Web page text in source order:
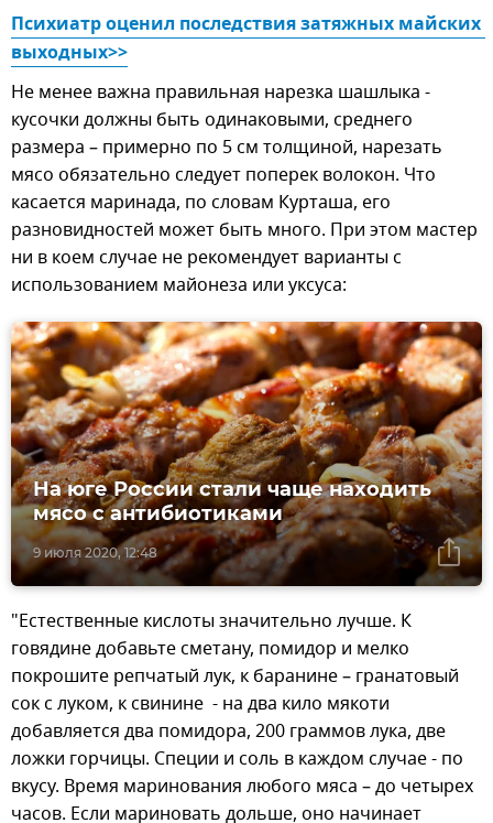
Психиатр оценил последствия затяжных майских
выходных>>
Не менее важна правильная нарезка шашлыка -
кусочки должны быть одинаковыми, среднего
размера – примерно по 5 см толщиной, нарезать
мясо обязательно следует поперек волокон. Что
касается маринада, по словам Курташа, его
разновидностей может быть много. При этом мастер
ни в коем случае не рекомендует варианты с
использованием майонеза или уксуса:
9 июля 2020, 12:48
На юге России стали чаще находить
мясо с антибиотиками
"Естественные кислоты значительно лучше. К
говядине добавьте сметану, помидор и мелко
покрошите репчатый лук, к баранине – гранатовый
сок с луком, к свинине - на два кило мякоти
добавляется два помидора, 200 граммов лука, две
ложки горчицы. Специи и соль в каждом случае - по
вкусу. Время маринования любого мяса – до четырех
часов. Если мариновать дольше, оно начинает